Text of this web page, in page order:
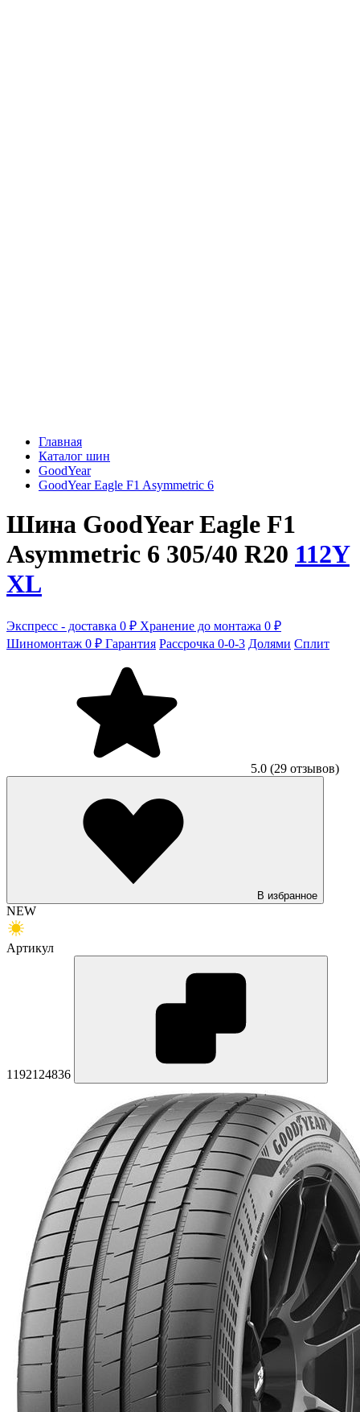
Главная
Каталог шин
GoodYear
GoodYear Eagle F1 Asymmetric 6
Шина GoodYear Eagle F1
Asymmetric 6 305/40 R20 112Y
XL
Экспресс - доставка 0 ₽ Хранение до монтажа 0 ₽
Шиномонтаж 0 ₽ Гарантия Рассрочка 0-0-3 Долями Сплит
5.0 (29 отзывов)
В избранное
NEW
Артикул
1192124836